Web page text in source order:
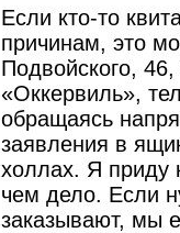
Если кто-то
причинам, это
Подвойского,
«Оккервиль»,
обращаясь
заявления в
холлах. Я приду
чем дело. Если
заказывают, мы